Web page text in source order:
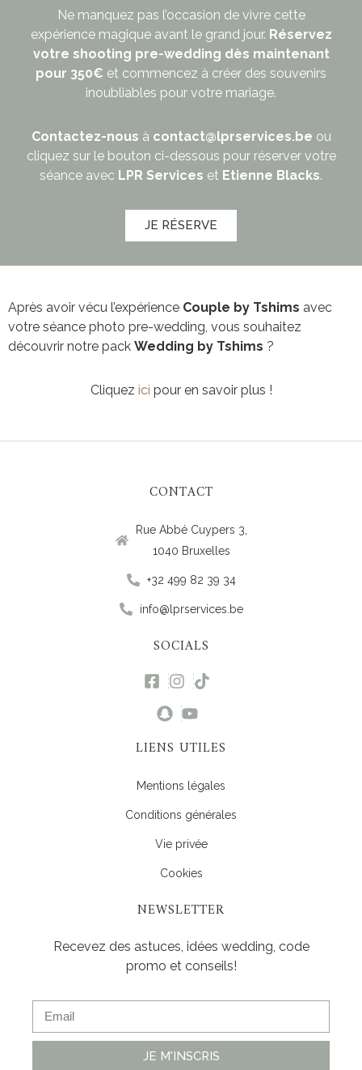
Ne manquez pas l’occasion de vivre cette
expérience magique avant le grand jour. Réservez
votre shooting pre-wedding dès maintenant
pour 350€ et commencez à créer des souvenirs
inoubliables pour votre mariage.
Contactez-nous à contact@lprservices.be ou
cliquez sur le bouton ci-dessous pour réserver votre
séance avec LPR Services et Etienne Blacks.
JE RÉSERVE
Après avoir vécu l’expérience Couple by Tshims avec
votre séance photo pre-wedding, vous souhaitez
découvrir notre pack Wedding by Tshims ?
Cliquez ici pour en savoir plus !
CONTACT
Rue Abbé Cuypers 3,
1040 Bruxelles
+32 499 82 39 34
info@lprservices.be
SOCIALS
LIENS UTILES
Mentions légales
Conditions générales
Vie privée
Cookies
NEWSLETTER
Recevez des astuces, idées wedding, code
promo et conseils!
JE M'INSCRIS